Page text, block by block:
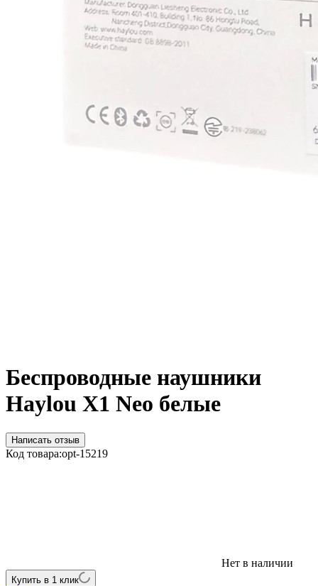
Беспроводные наушники
Haylou X1 Neo белые
Написать отзыв
Код товара:opt-15219
Нет в наличии
Купить в 1 клик